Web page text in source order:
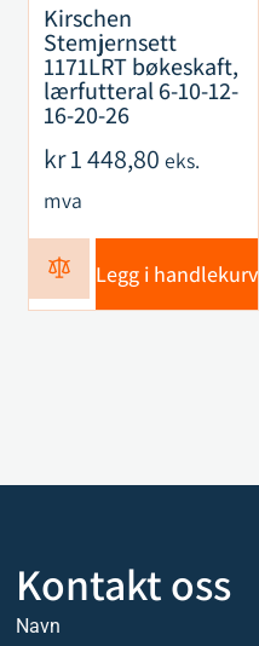
Kirschen
Stemjernsett
1171LRT bøkeskaft,
lærfutteral 6-10-12-
16-20-26
kr1 448,80 eks.
mva
Legg i handlekurv
Kontakt oss
Navn